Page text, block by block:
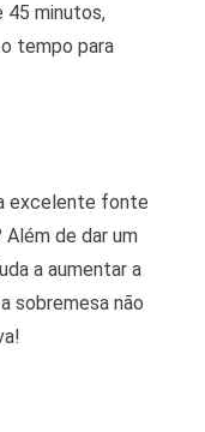
45 minutos,
tempo para
excelente fonte
de dar um
a aumentar a
sobremesa não